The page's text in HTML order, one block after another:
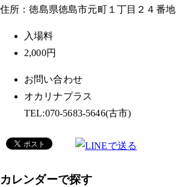
住所：徳島県徳島市元町１丁目２４番地
入場料
2,000円
お問い合わせ
オカリナプラス
TEL:070-5683-5646(古市)
カレンダーで探す